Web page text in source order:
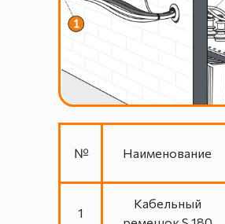
1
№
Кабельный
Наименование